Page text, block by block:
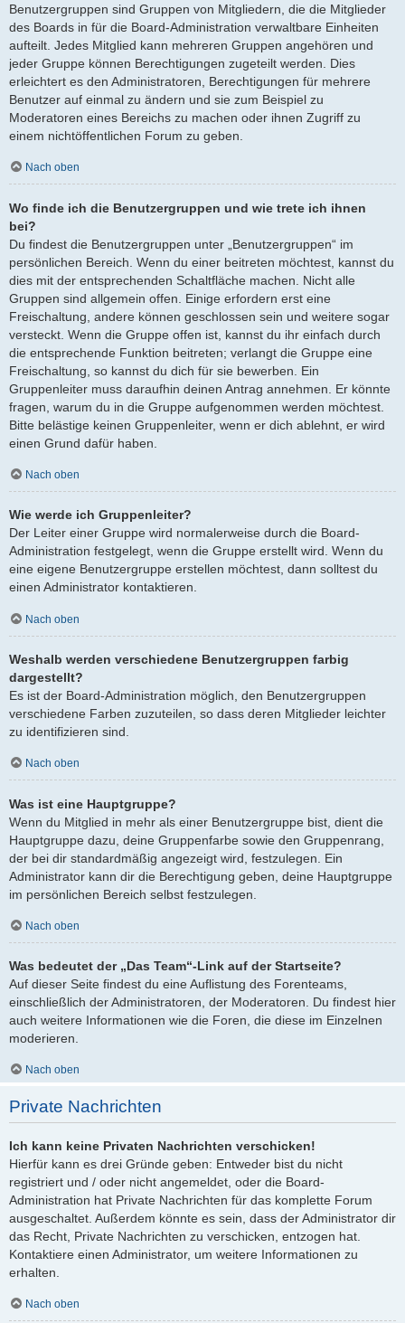
Benutzergruppen sind Gruppen von Mitgliedern, die die Mitglieder
des Boards in für die Board-Administration verwaltbare Einheiten
aufteilt. Jedes Mitglied kann mehreren Gruppen angehören und
jeder Gruppe können Berechtigungen zugeteilt werden. Dies
erleichtert es den Administratoren, Berechtigungen für mehrere
Benutzer auf einmal zu ändern und sie zum Beispiel zu
Moderatoren eines Bereichs zu machen oder ihnen Zugriff zu
einem nichtöffentlichen Forum zu geben.
Nach oben
Wo finde ich die Benutzergruppen und wie trete ich ihnen
bei?
Du findest die Benutzergruppen unter „Benutzergruppen“ im
persönlichen Bereich. Wenn du einer beitreten möchtest, kannst du
dies mit der entsprechenden Schaltfläche machen. Nicht alle
Gruppen sind allgemein offen. Einige erfordern erst eine
Freischaltung, andere können geschlossen sein und weitere sogar
versteckt. Wenn die Gruppe offen ist, kannst du ihr einfach durch
die entsprechende Funktion beitreten; verlangt die Gruppe eine
Freischaltung, so kannst du dich für sie bewerben. Ein
Gruppenleiter muss daraufhin deinen Antrag annehmen. Er könnte
fragen, warum du in die Gruppe aufgenommen werden möchtest.
Bitte belästige keinen Gruppenleiter, wenn er dich ablehnt, er wird
einen Grund dafür haben.
Nach oben
Wie werde ich Gruppenleiter?
Der Leiter einer Gruppe wird normalerweise durch die Board-
Administration festgelegt, wenn die Gruppe erstellt wird. Wenn du
eine eigene Benutzergruppe erstellen möchtest, dann solltest du
einen Administrator kontaktieren.
Nach oben
Weshalb werden verschiedene Benutzergruppen farbig
dargestellt?
Es ist der Board-Administration möglich, den Benutzergruppen
verschiedene Farben zuzuteilen, so dass deren Mitglieder leichter
zu identifizieren sind.
Nach oben
Was ist eine Hauptgruppe?
Wenn du Mitglied in mehr als einer Benutzergruppe bist, dient die
Hauptgruppe dazu, deine Gruppenfarbe sowie den Gruppenrang,
der bei dir standardmäßig angezeigt wird, festzulegen. Ein
Administrator kann dir die Berechtigung geben, deine Hauptgruppe
im persönlichen Bereich selbst festzulegen.
Nach oben
Was bedeutet der „Das Team“-Link auf der Startseite?
Auf dieser Seite findest du eine Auflistung des Forenteams,
einschließlich der Administratoren, der Moderatoren. Du findest hier
auch weitere Informationen wie die Foren, die diese im Einzelnen
moderieren.
Nach oben
Private Nachrichten
Ich kann keine Privaten Nachrichten verschicken!
Hierfür kann es drei Gründe geben: Entweder bist du nicht
registriert und / oder nicht angemeldet, oder die Board-
Administration hat Private Nachrichten für das komplette Forum
ausgeschaltet. Außerdem könnte es sein, dass der Administrator dir
das Recht, Private Nachrichten zu verschicken, entzogen hat.
Kontaktiere einen Administrator, um weitere Informationen zu
erhalten.
Nach oben